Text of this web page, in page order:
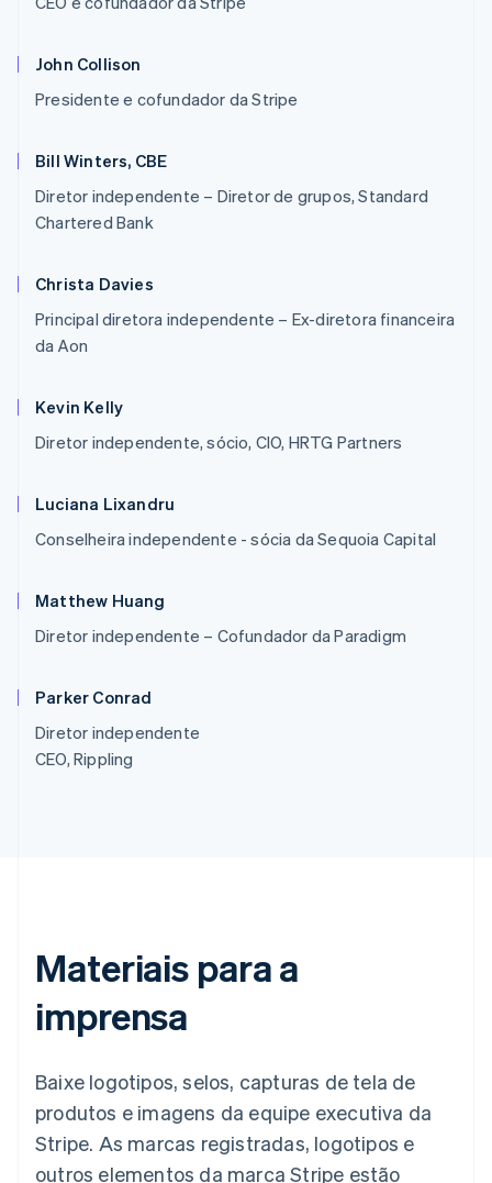
John Collison
Presidente e cofundador da Stripe
Bill Winters, CBE
Diretor independente – Diretor de grupos, Standard
Chartered Bank
Christa Davies
Principal diretora independente – Ex-diretora financeira
da Aon
Kevin Kelly
Diretor independente, sócio, CIO, HRTG Partners
Luciana Lixandru
Conselheira independente - sócia da Sequoia Capital
Matthew Huang
Diretor independente – Cofundador da Paradigm
Parker Conrad
Diretor independente
CEO, Rippling
Materiais para a
imprensa
Baixe logotipos, selos, capturas de tela de
produtos e imagens da equipe executiva da
Stripe. As marcas registradas, logotipos e
outros elementos da marca Stripe estão
Alemanha
Deutsch English
Austrália
English
Áustria
Canadá
EnglishFrançais
简体中文English
Chipre
Croácia
English Italiano
Dinamarca
English
Emirados Árabes Unidos